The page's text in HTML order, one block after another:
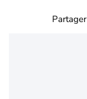
Partager